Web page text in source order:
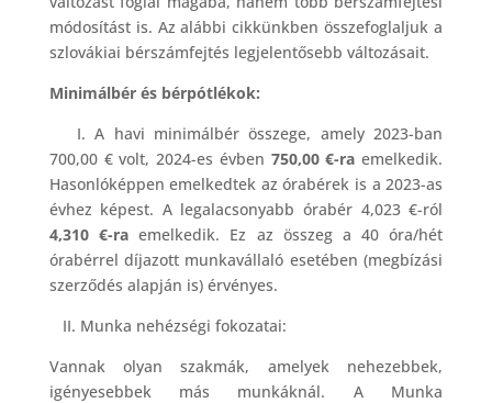
módosítást is. Az alábbi cikkünkben összefoglaljuk a
szlovákiai bérszámfejtés legjelentősebb változásait.
Minimálbér és bérpótlékok:
I. A havi minimálbér összege, amely 2023-ban
700,00 € volt, 2024-es évben 750,00 €-ra emelkedik.
Hasonlóképpen emelkedtek az órabérek is a 2023-as
évhez képest. A legalacsonyabb órabér 4,023 €-ról
4,310 €-raemelkedik. Ez az összeg a 40 óra/hét
órabérrel díjazott munkavállaló esetében (megbízási
szerződés alapján is) érvényes.
II. Munka nehézségi fokozatai:
Vannak olyan szakmák, amelyek nehezebbek,
igényesebbek más munkáknál. A Munka